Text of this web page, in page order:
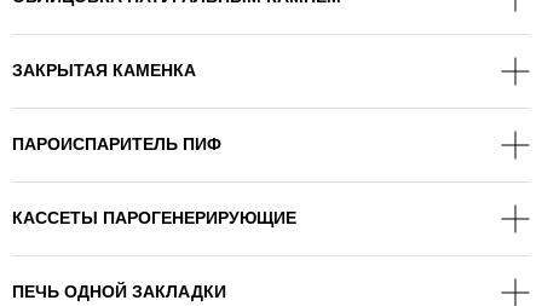
ЗАКРЫТАЯ КАМЕНКА
ПАРОИСПАРИТЕЛЬ ПИФ
КАССЕТЫ ПАРОГЕНЕРИРУЮЩИЕ
ПЕЧЬ ОДНОЙ ЗАКЛАДКИ